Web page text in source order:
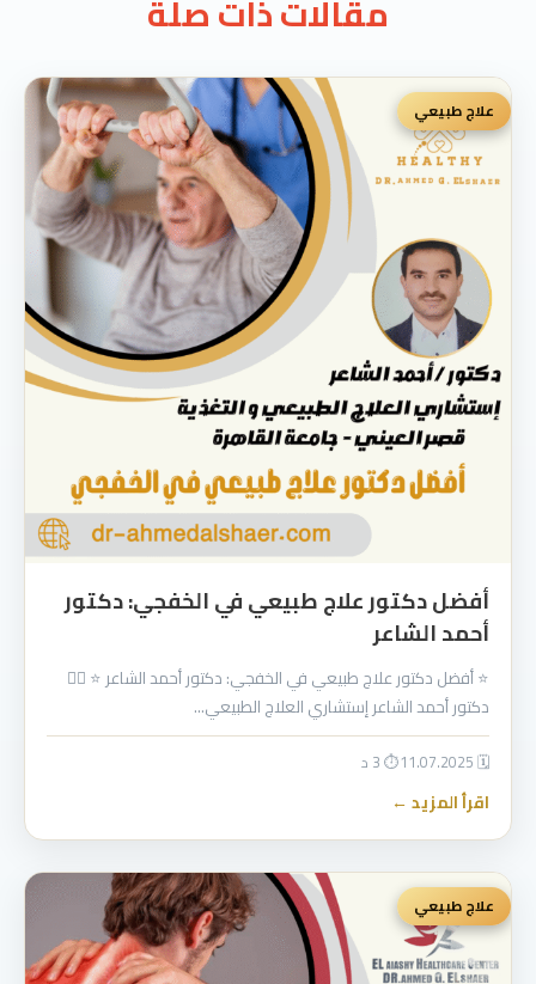
مقالات ذات صلة
علاج طبيعي
أفضل دكتور علاج طبيعي في الخفجي: دكتور
أحمد الشاعر
⭐ أفضل دكتور علاج طبيعي في الخفجي: دكتور أحمد الشاعر ⭐ 👨‍⚕️
دكتور أحمد الشاعر إستشاري العلاج الطبيعي…
🗓 11.07.2025 ⏱ 3 د
اقرأ المزيد ←
علاج طبيعي